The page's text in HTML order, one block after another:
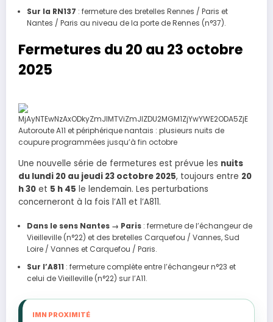
Sur la RN137 : fermeture des bretelles Rennes / Paris et
Nantes / Paris au niveau de la porte de Rennes (n°37).
Fermetures du 20 au 23 octobre
2025
Une nouvelle série de fermetures est prévue les nuits
du lundi 20 au jeudi 23 octobre 2025, toujours entre 20
h 30 et 5 h 45 le lendemain. Les perturbations
concerneront à la fois l’A11 et l’A811.
Dans le sens Nantes → Paris: fermeture de l’échangeur de
Vieilleville (n°22) et des bretelles Carquefou / Vannes, Sud
Loire / Vannes et Carquefou / Paris.
Sur l’A811 : fermeture complète entre l’échangeur n°23 et
celui de Vieilleville (n°22) sur l’A11.
IMN PROXIMITÉ